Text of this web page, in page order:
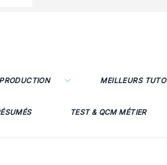
MEILLEURS TUTO
TEST & QCM MÉTIER